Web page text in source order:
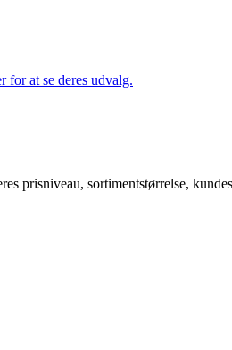
at se deres udvalg.
prisniveau, sortimentstørrelse,